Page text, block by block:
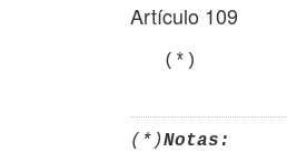
Artículo 109
   (*)
(*)Notas: